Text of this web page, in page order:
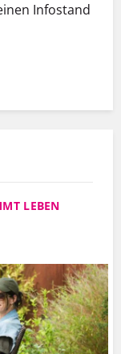
Infostand
LEBEN